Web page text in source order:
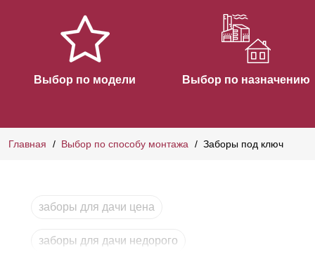
Выбор по модели Выбор по назначению
Главная Выбор по способу монтажа Заборы под ключ
заборы для дачи цена
заборы для дачи недорого